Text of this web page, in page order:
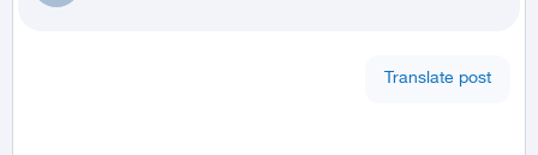
Translate post